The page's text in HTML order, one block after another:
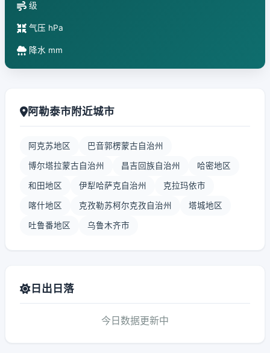
级
气压 hPa
降水 mm
阿勒泰市附近城市
阿克苏地区 巴音郭楞蒙古自治州
博尔塔拉蒙古自治州 昌吉回族自治州 哈密地区
和田地区 伊犁哈萨克自治州 克拉玛依市
喀什地区 克孜勒苏柯尔克孜自治州 塔城地区
吐鲁番地区 乌鲁木齐市
日出日落
今日数据更新中